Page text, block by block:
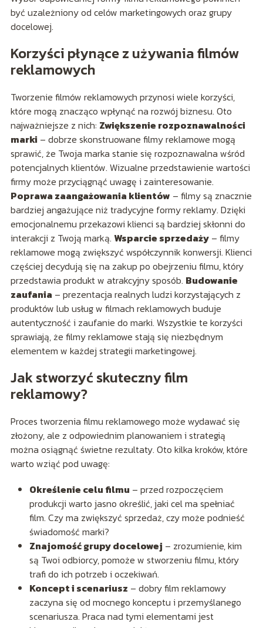
być uzależniony od celów marketingowych oraz grupy
docelowej.
Korzyści płynące z używania filmów
reklamowych
Tworzenie filmów reklamowych przynosi wiele korzyści,
które mogą znacząco wpłynąć na rozwój biznesu. Oto
najważniejsze z nich: Zwiększenie rozpoznawalności
marki – dobrze skonstruowane filmy reklamowe mogą
sprawić, że Twoja marka stanie się rozpoznawalna wśród
potencjalnych klientów. Wizualne przedstawienie wartości
firmy może przyciągnąć uwagę i zainteresowanie.
Poprawa zaangażowania klientów – filmy są znacznie
bardziej angażujące niż tradycyjne formy reklamy. Dzięki
emocjonalnemu przekazowi klienci są bardziej skłonni do
interakcji z Twoją marką. Wsparcie sprzedaży– filmy
reklamowe mogą zwiększyć współczynnik konwersji. Klienci
częściej decydują się na zakup po obejrzeniu filmu, który
przedstawia produkt w atrakcyjny sposób. Budowanie
zaufania – prezentacja realnych ludzi korzystających z
produktów lub usług w filmach reklamowych buduje
autentyczność i zaufanie do marki. Wszystkie te korzyści
sprawiają, że filmy reklamowe stają się niezbędnym
elementem w każdej strategii marketingowej.
Jak stworzyć skuteczny film
reklamowy?
Proces tworzenia filmu reklamowego może wydawać się
złożony, ale z odpowiednim planowaniem i strategią
można osiągnąć świetne rezultaty. Oto kilka kroków, które
warto wziąć pod uwagę:
Określenie celu filmu – przed rozpoczęciem
produkcji warto jasno określić, jaki cel ma spełniać
film. Czy ma zwiększyć sprzedaż, czy może podnieść
świadomość marki?
Znajomość grupy docelowej – zrozumienie, kim
są Twoi odbiorcy, pomoże w stworzeniu filmu, który
trafi do ich potrzeb i oczekiwań.
Koncept i scenariusz – dobry film reklamowy
zaczyna się od mocnego konceptu i przemyślanego
scenariusza. Praca nad tymi elementami jest